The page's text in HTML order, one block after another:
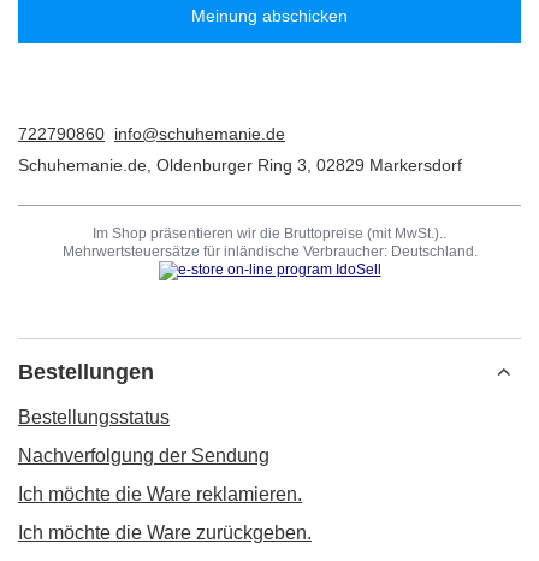
Meinung abschicken
722790860 info@schuhemanie.de
Schuhemanie.de Oldenburger Ring 3 02829 Markersdorf
Im Shop präsentieren wir die Bruttopreise (mit MwSt.)..
Mehrwertsteuersätze für inländische Verbraucher: Deutschland .
Bestellungen
Bestellungsstatus
Nachverfolgung der Sendung
Ich möchte die Ware reklamieren.
Ich möchte die Ware zurückgeben.